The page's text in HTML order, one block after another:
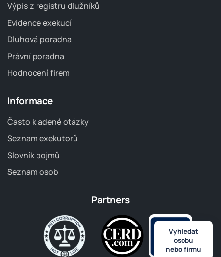
Výpis z registru dlužníků
Evidence exekucí
Dluhová poradna
Právní poradna
Hodnocení firem
Informace
Často kladené otázky
Seznam exekutorů
Slovník pojmů
Seznam osob
Partners
Vyhledat
osobu
nebo firmu